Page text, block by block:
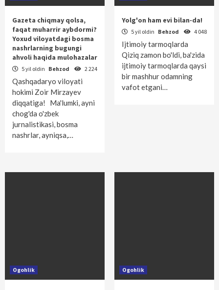
Gazeta chiqmay qolsa,
faqat muharrir aybdormi?
Yoxud viloyatdagi bosma
nashrlarning bugungi
ahvoli haqida mulohazalar
5 yil oldin Behzod 2 224
Qashqadaryo viloyati
hokimi Zoir Mirzayev
diqqatiga! Ma'lumki, ayni
chog'da o'zbek
jurnalistikasi, bosma
nashrlar, ayniqsa,…
Yolg'on ham evi bilan-da!
5 yil oldin Behzod 4 048
Ijtimoiy tarmoqlarda
Qiziq zamon bo'ldi, ba'zida
ijtimoiy tarmoqlarda qaysi
bir mashhur odamning
vafot etgani…
Ogohlik Ogohlik